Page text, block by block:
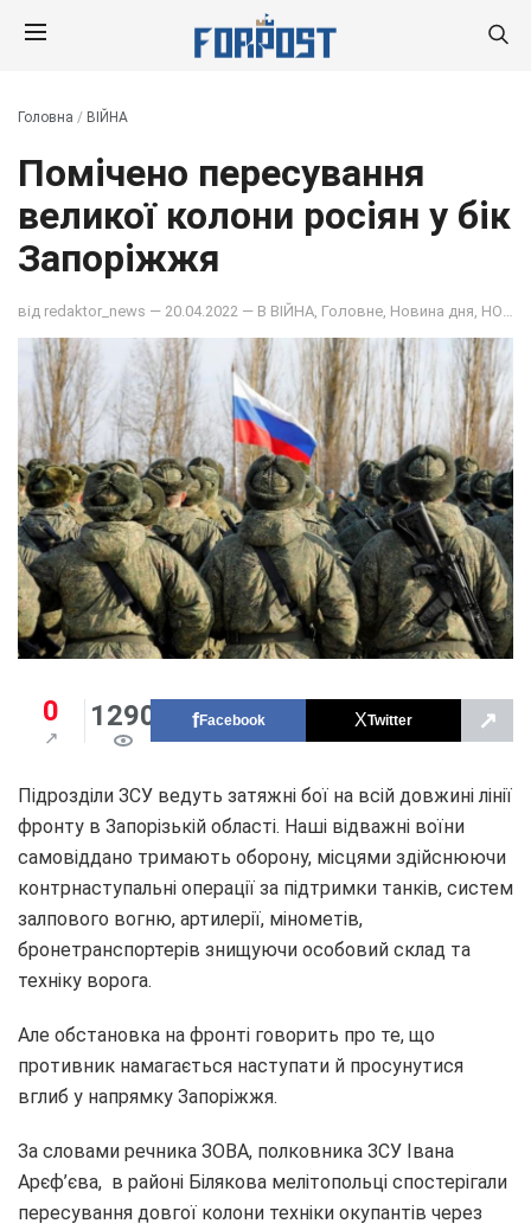
Головна / ВІЙНА
Помічено пересування
великої колони росіян у бік
Запоріжжя
від redaktor_news — 20.04.2022 — В ВІЙНА Головне Новина дня НОВИНИ
0 1290 Facebook Twitter ↗
Підрозділи ЗСУ ведуть затяжні бої на всій довжині лінії
фронту в Запорізькій області. Наші відважні воїни
самовіддано тримають оборону, місцями здійснюючи
контрнаступальні операції за підтримки танків, систем
залпового вогню, артилерії, мінометів,
бронетранспортерів знищуючи особовий склад та
техніку ворога.
Але обстановка на фронті говорить про те, що
противник намагається наступати й просунутися
вглиб у напрямку Запоріжжя.
За словами речника ЗОВА, полковника ЗСУ Івана
Арєф’єва, в районі Білякова мелітопольці спостерігали
пересування довгої колони техніки окупантів через